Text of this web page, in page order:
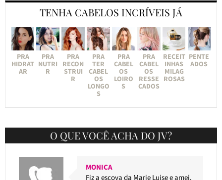
TENHA CABELOS INCRÍVEIS JÁ
PRA
HIDRAT
AR
PRA
NUTRI
R
PRA
RECON
STRUI
R
PRA
TER
CABEL
OS
LONGO
S
PRA
CABEL
OS
LOIRO
S
PRA
CABEL
OS
RESSE
CADOS
RECEIT
INHAS
MILAG
ROSAS
PENTE
ADOS
O QUE VOCÊ ACHA DO JV?
MONICA
Fiz a escova da Marie Luise e amei.